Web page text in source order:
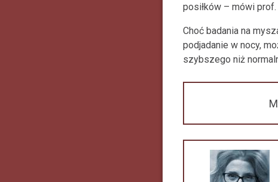
posiłków – mówi prof.
Choć badania na
podjadanie w nocy,
szybszego niż